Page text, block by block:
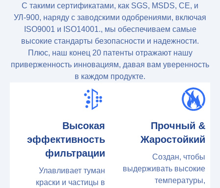
С такими сертификатами, как SGS, MSDS, CE, и
УЛ-900, наряду с заводскими одобрениями, включая
ISO9001 и ISO14001., мы обеспечиваем самые
высокие стандарты безопасности и надежности.
Плюс, наш конец 20 патенты отражают нашу
приверженность инновациям, давая вам уверенность
в каждом продукте.
Высокая
эффективность
фильтрации
Улавливает туман
краски и частицы в
Прочный &
Жаростойкий
Создан, чтобы
выдерживать высокие
температуры,